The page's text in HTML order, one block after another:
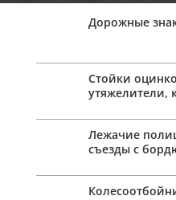
Дорожные
Стойки
утяжелители,
Лежачие
съезды с